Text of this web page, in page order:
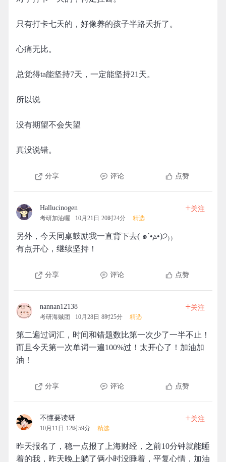
只有打卡七天的，好像养的孩子半路夭折了。
心痛无比。
总觉得ta能坚持7天，一定能坚持21天。
所以说
没有期望不会失望
真没说错。
分享 评论 点赞
Hallucinogen
考研加油喔 10月21日 20时24分 精选
+关注
另外，今天同桌鼓励我一直背下去( ๑ˊ•̥▵•)੭₎₎
有点开心，继续坚持！
分享 评论 点赞
nannan12138
考研海贼团 10月28日 8时25分 精选
+关注
第二遍过词汇，时间和错题数比第一次少了一半不止！
而且今天第一次单词一遍100%过！太开心了！加油加
油！
分享 评论 点赞
不懂要读研
10月11日 12时59分 精选
+关注
昨天报名了，稳一点报了上海财经，之前10分钟就能睡
着的我，昨天晚上躺了俩小时没睡着，平复心情，加油